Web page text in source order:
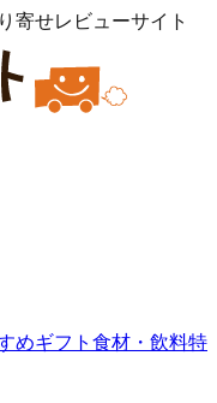
寄せレビューサイト
めギフト 食材・飲料特